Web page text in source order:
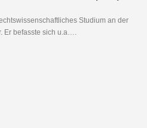
Studium an der
Er befasste sich u.a….